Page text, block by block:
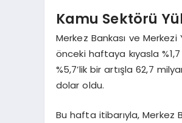
Kamu Sektörü
Merkez Bankası ve
önceki haftaya kıyasla
%5,7’lik bir artışla 62,7
dolar oldu.
Bu hafta itibarıyla, Merkez